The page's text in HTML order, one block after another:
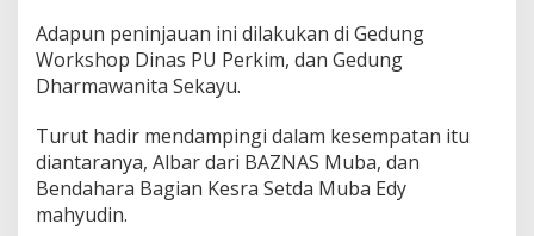
s
S
u
a
t
e
r
Adapun peninjauan ini dilakukan di Gedung
Workshop Dinas PU Perkim, dan Gedung
Dharmawanita Sekayu.
Turut hadir mendampingi dalam kesempatan itu
diantaranya, Albar dari BAZNAS Muba, dan
Bendahara Bagian Kesra Setda Muba Edy
mahyudin.